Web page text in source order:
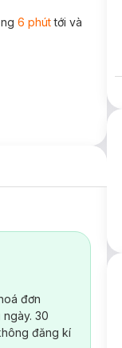
6 phúttới và
đơn
30
đăng kí